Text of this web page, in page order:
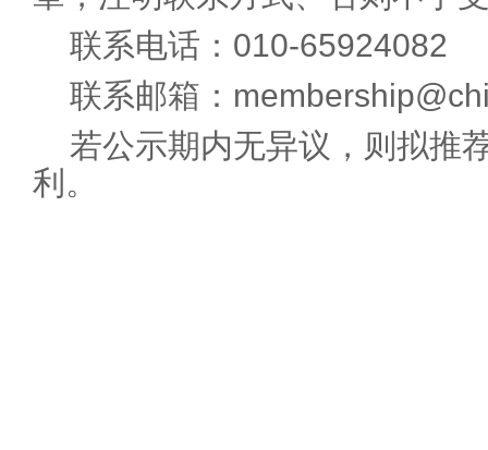
联系电话：010-65924082
联系邮箱：
若公示期内无异议，则拟推
利。